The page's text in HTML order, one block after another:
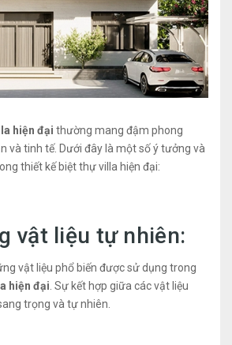
hiện đại thường mang đậm phong
và tinh tế. Dưới đây là một số ý tưởng và
thiết kế biệt thự villa hiện đại:
vật liệu tự nhiên:
vật liệu phổ biến được sử dụng trong
hiện đại . Sự kết hợp giữa các vật liệu
trọng và tự nhiên.